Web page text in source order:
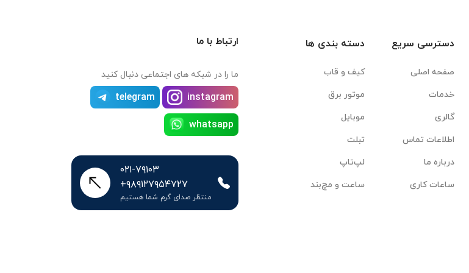
دسترسی سریع
صفحه اصلی
خدمات
گالری
اطلاعات تماس
درباره ما
ساعات کاری
دسته بندی ها
کیف و قاب
موتور برق
موبایل
تبلت
لپ‌تاپ
ساعت و مچ‌بند
ارتباط با ما
ما را در شبکه های اجتماعی دنبال کنید
instagram
telegram
whatsapp
۰۲۱-۷۹۱۰۳
+۹۸۹۱۲۷۹۵۴۷۲۷
منتظر صدای گرم شما هستیم